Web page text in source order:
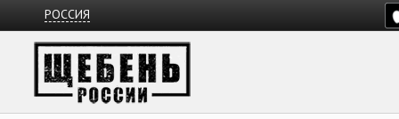
РОССИЯ